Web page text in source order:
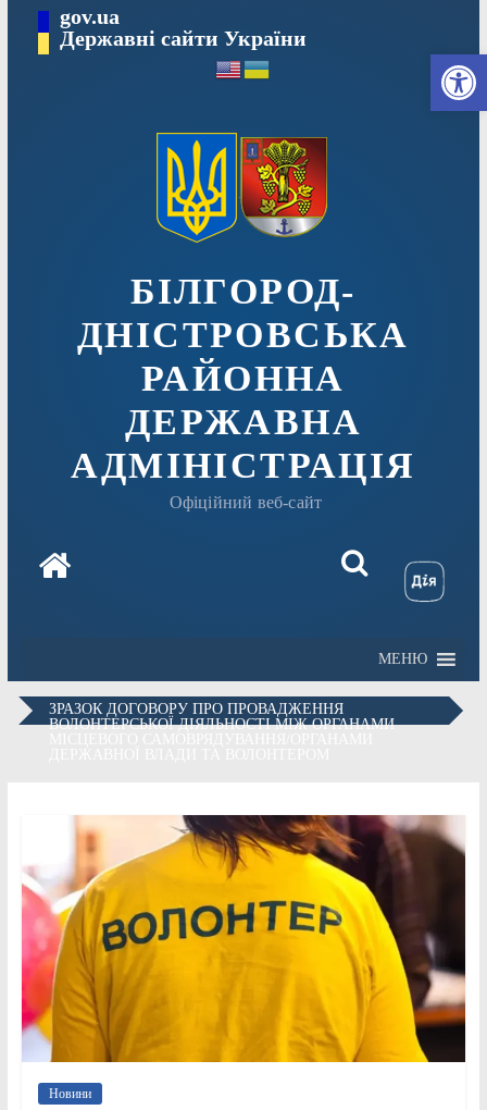
вмісту
gov.ua
Державні сайти України
БІЛГОРОД-
ДНІСТРОВСЬКА
РАЙОННА
ДЕРЖАВНА
АДМІНІСТРАЦІЯ
Офіційний веб-сайт
МЕНЮ
ЗРАЗОК ДОГОВОРУ ПРО ПРОВАДЖЕННЯ
ВОЛОНТЕРСЬКОЇ ДІЯЛЬНОСТІ МІЖ ОРГАНАМИ
Новини